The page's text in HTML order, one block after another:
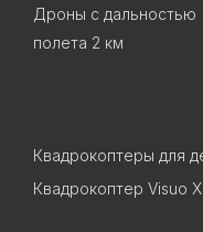
Дроны с дальностью
полета 2 км
Квадрокоптеры для
Квадрокоптер Visuo